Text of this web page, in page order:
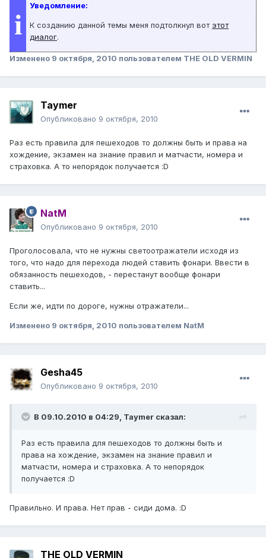
i
Уведомление:
К созданию данной темы меня подтолкнул вот этот
диалог.
Изменено 9 октября, 2010 пользователем THE OLD VERMIN
Taymer
Опубликовано 9 октября, 2010
Раз есть правила для пешеходов то должны быть и права на
хождение, экзамен на знание правил и матчасти, номера и
страховка. А то непорядок получается :D
NatM
Опубликовано 9 октября, 2010
Проголосовала, что не нужны светоотражатели исходя из
того, что надо для перехода людей ставить фонари. Ввести в
обязанность пешеходов, - перестанут вообще фонари
ставить...
Если же, идти по дороге, нужны отражатели...
Изменено 9 октября, 2010 пользователем NatM
Gesha45
Опубликовано 9 октября, 2010
В 09.10.2010 в 04:29, Taymer сказал:
Раз есть правила для пешеходов то должны быть и
права на хождение, экзамен на знание правил и
матчасти, номера и страховка. А то непорядок
получается :D
Правильно. И права. Нет прав - сиди дома. :D
THE OLD VERMIN